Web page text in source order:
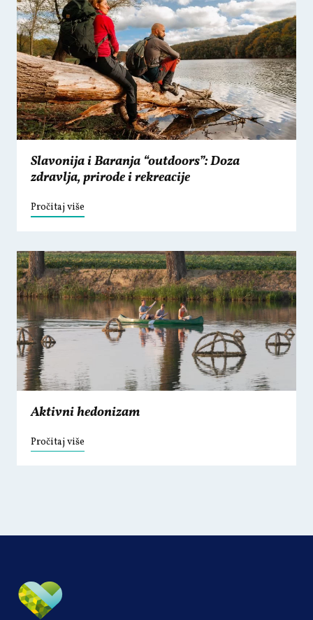
Slavonija i Baranja “outdoors”: Doza
zdravlja, prirode i rekreacije
Pročitaj više
Aktivni hedonizam
Pročitaj više